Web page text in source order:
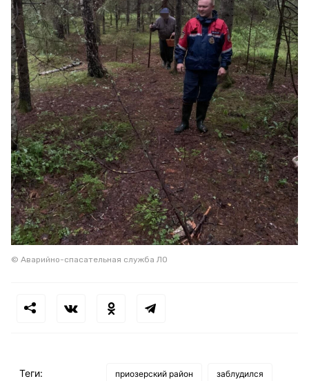
© Аварийно-спасательная служба ЛО
Теги: приозерский район заблудился